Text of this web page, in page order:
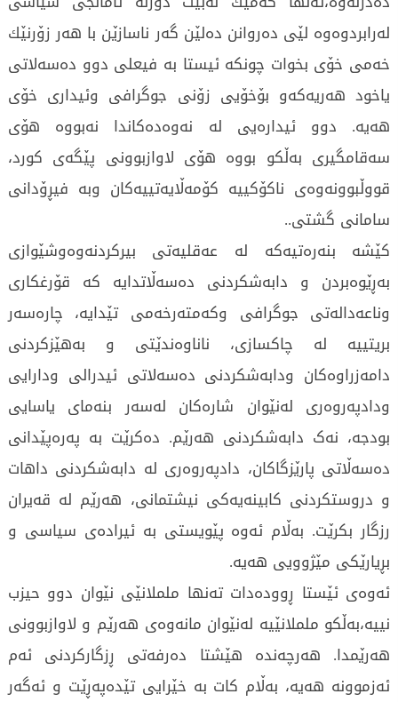
لەرابردوەوە لێی دەروانن دەلێن گەر ناسازێن با هەر زۆرنێك
خەمی خۆی بخوات چونكە ئیستا بە فیعلی دوو دەسەلاتی
یاخود هەریەكەو بۆخۆیی زۆنی جوگرافی وئیداری خۆی
هەیە. دوو ئیدارەیی لە نەوەدەکاندا نەبووە هۆی
سەقامگیری بەڵکو بووە هۆی لاوازبوونی پێگەی کورد،
قووڵبوونەوەی ناکۆکییە کۆمەڵایەتییەکان وبە فیڕۆدانی
سامانی گشتی..
کێشە بنەرەتیەكە لە عەقلیەتی بیركردنەوەوشێوازی
بەڕێوەبردن و دابەشکردنی دەسەڵاتدایە كە قۆرغكاری
وناعەدالەتی جوگرافی وكەمتەرخەمی تێدایە، چارەسەر
بریتییە لە چاکسازی، ناناوەندێتی و بەهێزکردنی
دامەزراوەکان ودابەشكردنی دەسەلاتی ئیدرالی ودارایی
ودادپەروەری لەنێوان شارەكان لەسەر بنەمای یاسایی
بودجە، نەک دابەشکردنی هەرێم. دەکرێت بە پەرەپێدانی
دەسەڵاتی پارێزگاکان، دادپەروەری لە دابەشکردنی داهات
و دروستکردنی کابینەیەکی نیشتمانی، هەرێم لە قەیران
رزگار بکرێت. بەڵام ئەوە پێویستی بە ئیرادەی سیاسی و
بڕیارێکی مێژوویی هەیە.
ئەوەی ئێستا ڕوودەدات تەنها ململا‌نێی نێوان دوو حیزب
نییە،بەڵکو ململا‌نێیە لەنێوان مانەوەی هەرێم و لاوازبوونی
هەرێمدا. هەرچەندە هێشتا دەرفەتی ڕزگارکردنی ئەم
ئەزموونە هەیە، بەڵام کات بە خێرایی تێدەپەڕێت و ئەگەر